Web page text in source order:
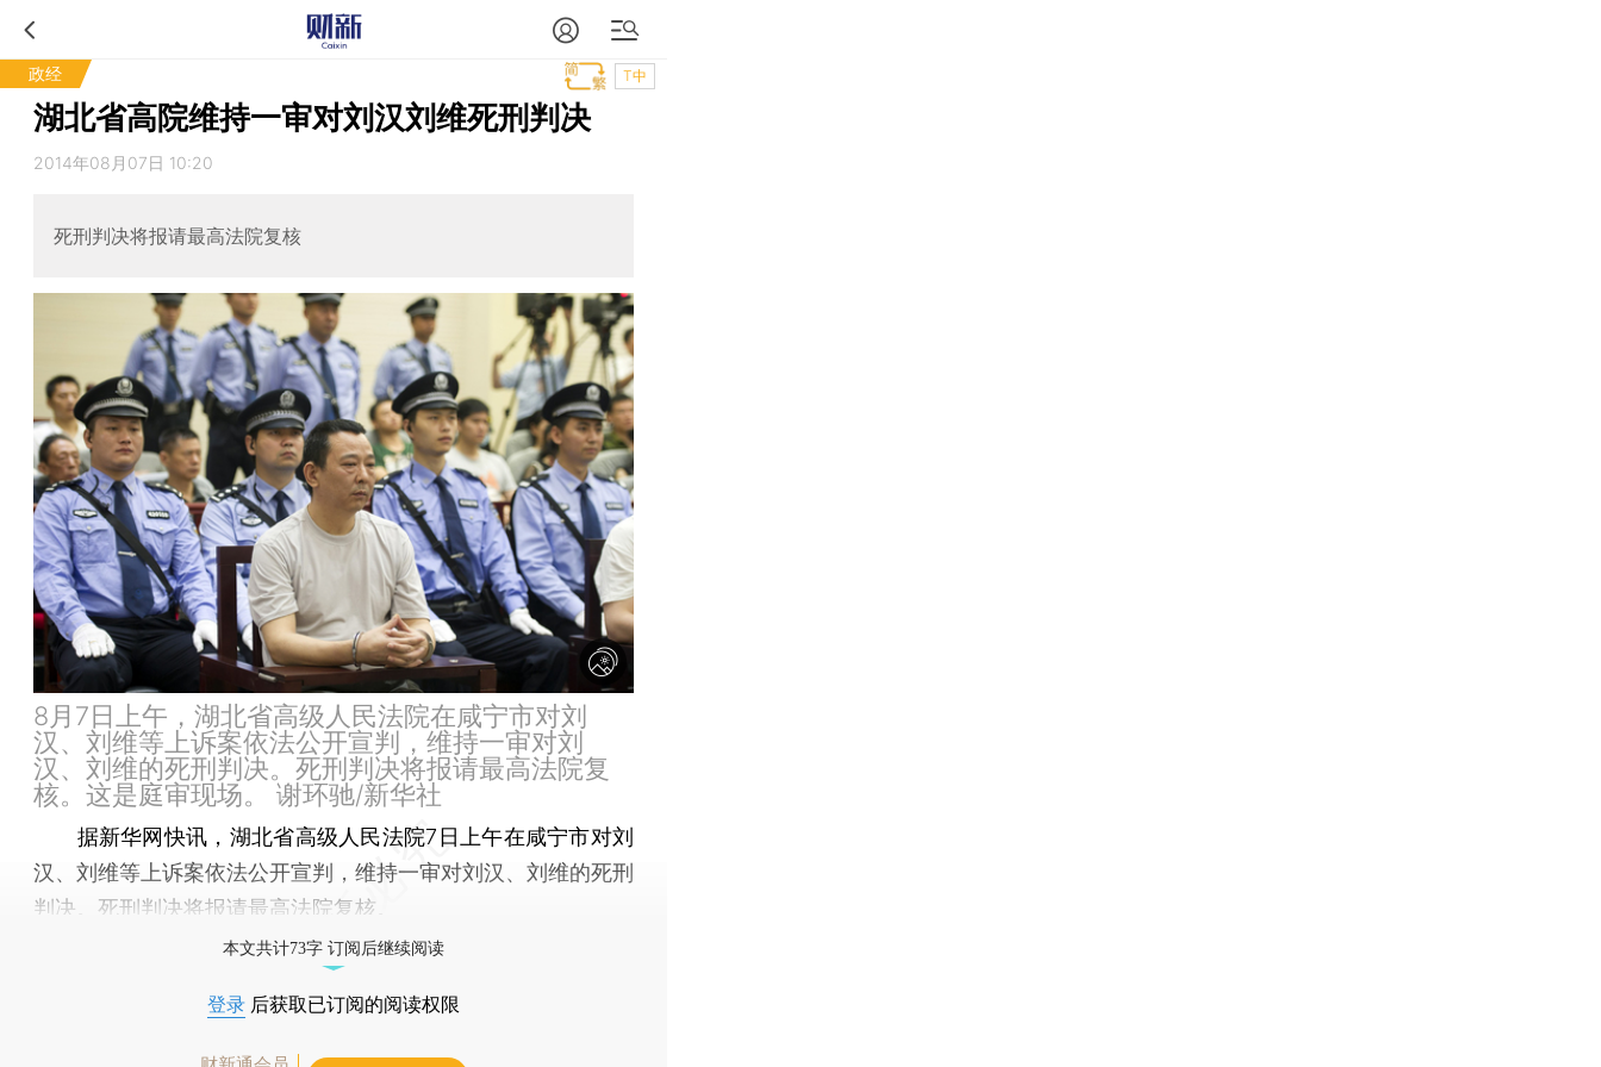
政经 T中
湖北省高院维持一审对刘汉刘维死刑判决
2014年08月07日 10:20
死刑判决将报请最高法院复核
8月7日上午，湖北省高级人民法院在咸宁市对刘
汉、刘维等上诉案依法公开宣判，维持一审对刘
汉、刘维的死刑判决。死刑判决将报请最高法院复
核。这是庭审现场。 谢环驰/新华社
据新华网快讯，湖北省高级人民法院7日上午在咸宁市对刘
汉、刘维等上诉案依法公开宣判，维持一审对刘汉、刘维的死刑
判决。死刑判决将报请最高法院复核。
本文共计73字 订阅后继续阅读
登录 后获取已订阅的阅读权限